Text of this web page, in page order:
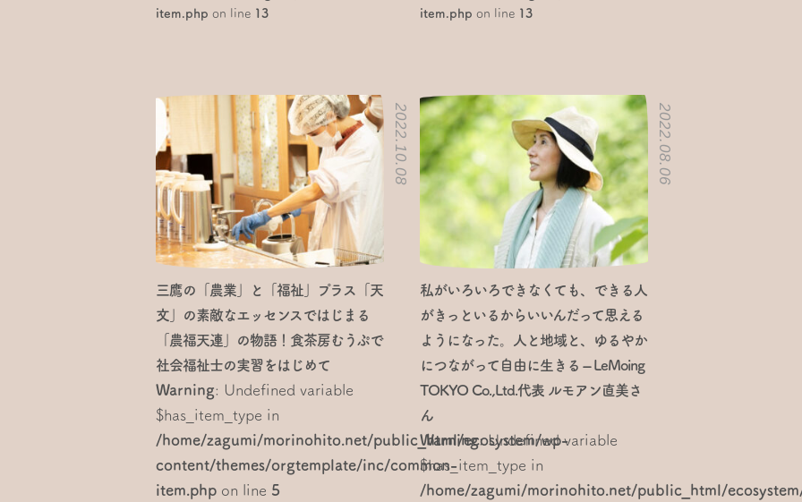
item.php on line 13
item.php on line 13
三鷹の「農業」と「福祉」プラス「天
文」の素敵なエッセンスではじまる
「農福天連」の物語！食茶房むうぷで
社会福祉士の実習をはじめて
Warning: Undefined variable
$has_item_type in
/home/zagumi/morinohito.net/public_html/ecosystem/wp-
content/themes/orgtemplate/inc/common-
item.php on line 5
2022.10.08
私がいろいろできなくても、できる人
がきっといるからいいんだって思える
ようになった。人と地域と、ゆるやか
につながって自由に生きる – LeMoing
TOKYO Co.,Ltd.代表 ルモアン直美さ
ん
Warning: Undefined variable
$has_item_type in
/home/zagumi/morinohito.net/public_html/
2022.08.06